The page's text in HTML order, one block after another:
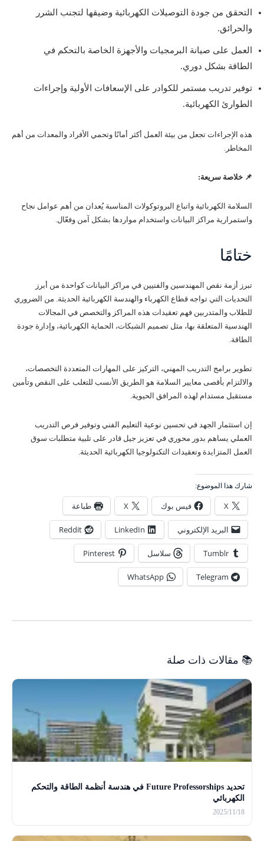
التحقق من جودة التوصيلات الكهربائية وضيقها لتجنب الشرر
والحرائق.
العمل على صيانة البرمجيات والأجهزة الخاصة بالتحكم في
الطاقة بشكل دوري.
توفير تدريب مستمر للكوادر على الإسعافات الأولية وإجراءات
الطوارئ الكهربائية.
هذه الإجراءات تجعل من بيئة العمل أكثر أمانًا وتحمي الأفراد والمعدات من أهم
المخاطر.
📌 خلاصة سريعة:
السلامة الكهربائية واتباع البروتوكولات المناسبة يُعدان من أهم عوامل نجاح
واستمرارية مراكز البيانات واستخدام مواردها بشكل آمن وفعّال.
ختامًا
تبرز أزمة نقص المهندسين والفنيين في مراكز البيانات كواحدة من أبرز
التحديات التي تواجه قطاع الكهرباء والهندسة الكهربائية الحديثة. من الضروري
للطلاب والمتدربين فهم تعقيدات هذه المراكز والتخصص في المجالات
الهندسية المتعلقة بها، مثل تصميم الشبكات، الحماية الكهربائية، وإدارة جودة
الطاقة.
تطوير برامج التدريب المهني، التركيز على المهارات المتعددة التخصصات،
والالتزام بأقصى معايير السلامة هو الطريق الأنسب للتغلب على النقص وتأمين
مستقبل مستدام لهذه المرافق الحيوية.
إن استثمار الجهد في تحسين نوعية التعليم الفني وتوفير فرص التدريب
العملي يساهم بدور محوري في تعزيز جيل قادر على تلبية متطلبات سوق
العمل المتزايدة وتعقيدات التكنولوجيا الكهربائية الحديثة.
شارك هذا الموضوع:
X فيس بوك X طباعة
البريد الإلكتروني LinkedIn
Reddit
Tumblr سلاسل Pinterest
Telegram
WhatsApp
📚 مقالات ذات صلة
تحديد Future Professorships في هندسة أنظمة الطاقة والتحكم
الكهربائي
2025/11/18